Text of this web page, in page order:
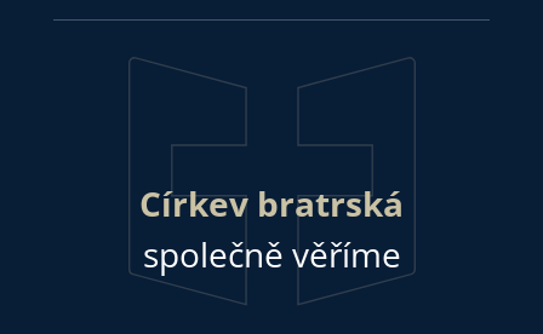
Církev bratrská
společně věříme